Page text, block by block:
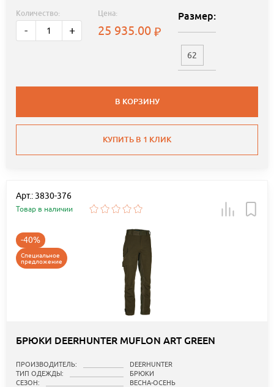
Количество:
- +
Цена:
25 935.00
Размер:
62
В КОРЗИНУ
КУПИТЬ В 1 КЛИК
Арт.: 3830-376
Товар в наличии
-40%
Специальное
предложение
БРЮКИ DEERHUNTER MUFLON ART GREEN
ПРОИЗВОДИТЕЛЬ:
DEERHUNTER
ТИП ОДЕЖДЫ:
БРЮКИ
СЕЗОН:
ВЕСНА-ОСЕНЬ